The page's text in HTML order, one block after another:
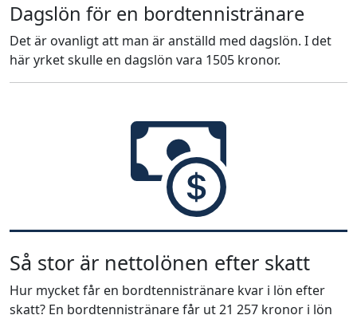
Dagslön för en bordtennistränare
Det är ovanligt att man är anställd med dagslön. I det
här yrket skulle en dagslön vara 1505 kronor.
Så stor är nettolönen efter skatt
Hur mycket får en bordtennistränare kvar i lön efter
skatt? En bordtennistränare får ut 21 257 kronor i lön